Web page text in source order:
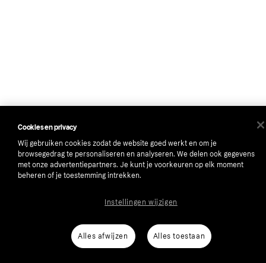
Cookies en privacy
Wij gebruiken cookies zodat de website goed werkt en om je
browsegedrag te personaliseren en analyseren. We delen ook gegevens
met onze advertentiepartners. Je kunt je voorkeuren op elk moment
beheren of je toestemming intrekken.
Alles afwijzen Alles toestaan
Instellingen wijzigen